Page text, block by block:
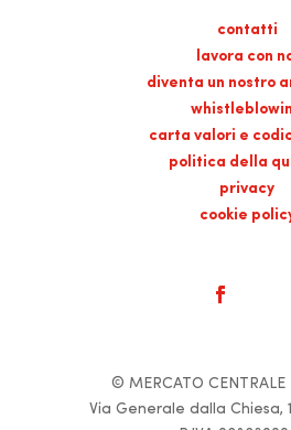
contatti
lavora con
diventa un nostro
carta valori e
politica della
privacy
cookie
© MERCATO CENTRALE
Via Generale dalla Chiesa,